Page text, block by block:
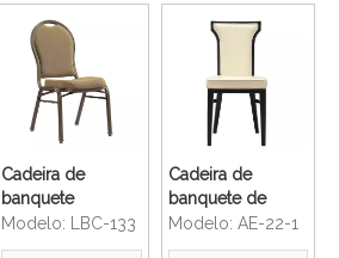
Cadeira de
banquete
empilhável de
alumínio para
Modelo: LBC-133
Cadeira de
banquete de
alumínio durável
para restaurante
Modelo: AE-22-1